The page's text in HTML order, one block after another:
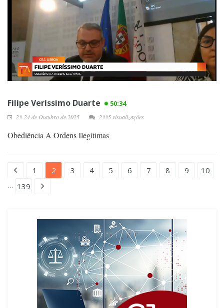
Filipe Veríssimo Duarte 50:34
23-24 de Outubro de 2025 2335 visualizações
Obediência A Ordens Ilegítimas
1 2 3 4 5 6 7 8 9
10
... 139